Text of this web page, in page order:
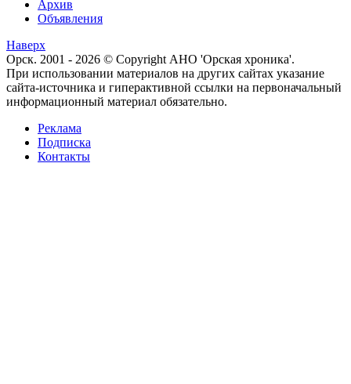
Архив
Объявления
Наверх
Орск. 2001 - 2026 © Copyright АНО 'Орская хроника'.
При использовании материалов на других сайтах указание
сайта-источника и гиперактивной ссылки на первоначальный
информационный материал обязательно.
Реклама
Подписка
Контакты